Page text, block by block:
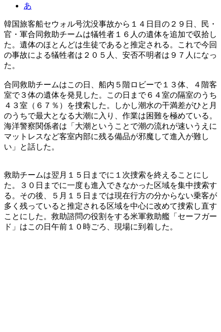
あ
韓国旅客船セウォル号沈没事故から１４日目の２９日、民・
官・軍合同救助チームは犠牲者１６人の遺体を追加で収拾し
た。遺体のほとんどは生徒であると推定される。これで今回
の事故による犠牲者は２０５人、安否不明者は９７人になっ
た。
合同救助チームはこの日、船内５階ロビーで１３体、４階客
室で３体の遺体を発見した。この日まで６４室の隔室のうち
４３室（６７％）を捜索した。しかし潮水の干満差がひと月
のうちで最大となる大潮に入り、作業は困難を極めている。
海洋警察関係者は「大潮ということで潮の流れが速いうえに
マットレスなど客室内部に残る備品が邪魔して進入が難し
い」と話した。
救助チームは翌月１５日までに１次捜索を終えることにし
た。３０日までに一度も進入できなかった区域を集中捜索す
る。その後、５月１５日までは現在行方の分からない乗客が
多く残っていると推定される区域を中心に改めて捜索し直す
ことにした。救助諮問の役割をする米軍救助艦「セーフガー
ド」はこの日午前１０時ごろ、現場に到着した。